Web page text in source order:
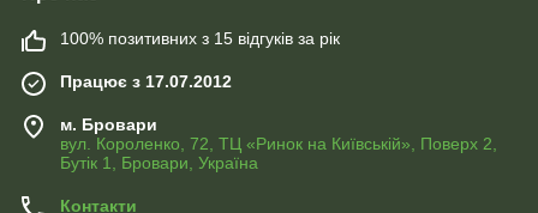
100% позитивних з 15 відгуків за рік
Працює з 17.07.2012
м. Бровари
вул. Короленко, 72, ТЦ «Ринок на Київській», Поверх 2,
Бутік 1, Бровари, Україна
Контакти